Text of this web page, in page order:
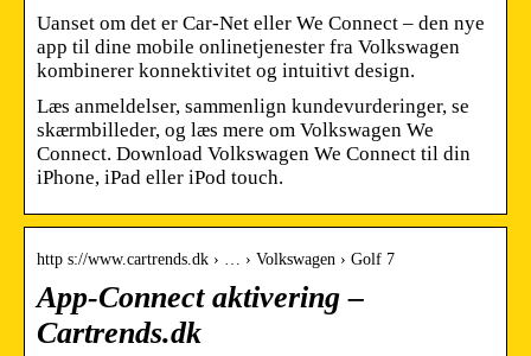
Uanset om det er Car-Net eller We Connect – den nye
app til dine mobile onlinetjenester fra Volkswagen
kombinerer konnektivitet og intuitivt design.
Læs anmeldelser, sammenlign kundevurderinger, se
skærmbilleder, og læs mere om Volkswagen We
Connect. Download Volkswagen We Connect til din
iPhone, iPad eller iPod touch.
http s://www.cartrends.dk › … › Volkswagen › Golf 7
App-Connect aktivering –
Cartrends.dk